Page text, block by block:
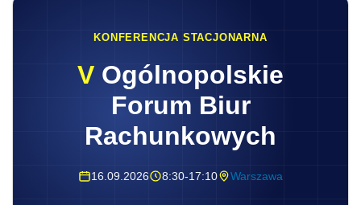
KONFERENCJA STACJONARNA
V Ogólnopolskie
Forum Biur
Rachunkowych
16.09.2026 8:30-17:10 Warszawa